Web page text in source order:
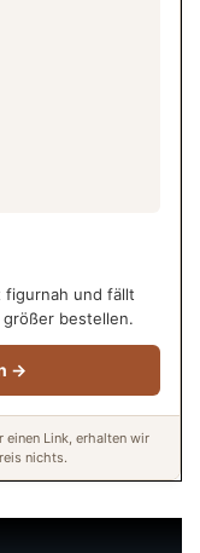
figurnah und fällt
bestellen.
→
Link, erhalten wir
nichts.